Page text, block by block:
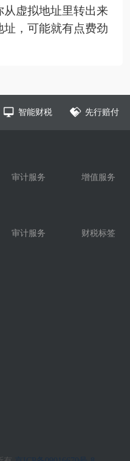
虚拟地址里转出来
，可能就有点费劲
智能财税 先行赔付
审计服务 增值服务
审计服务 财税标签